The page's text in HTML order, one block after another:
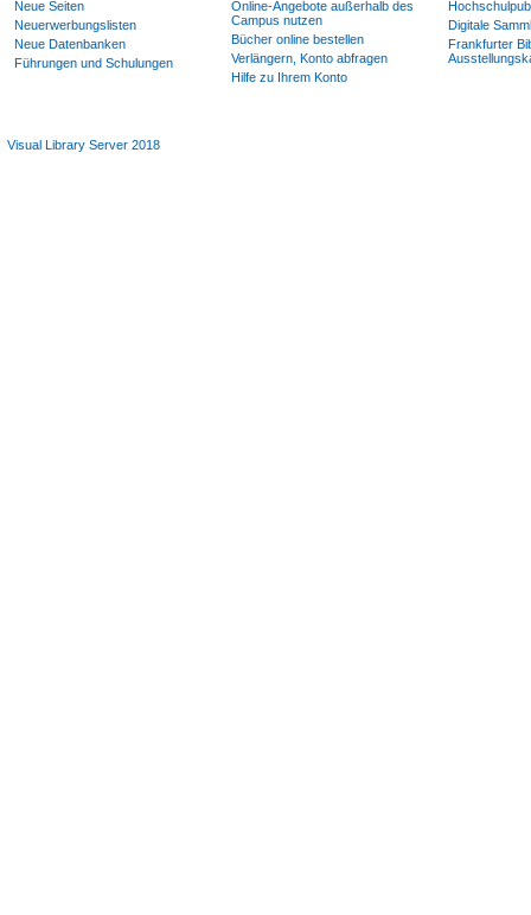
Neue Seiten
Neuerwerbungslisten
Neue Datenbanken
Führungen und Schulungen
Online-Angebote außerhalb des
Campus nutzen
Bücher online bestellen
Verlängern, Konto abfragen
Hilfe zu Ihrem Konto
Digitale
Frankfurter
Visual Library Server 2018